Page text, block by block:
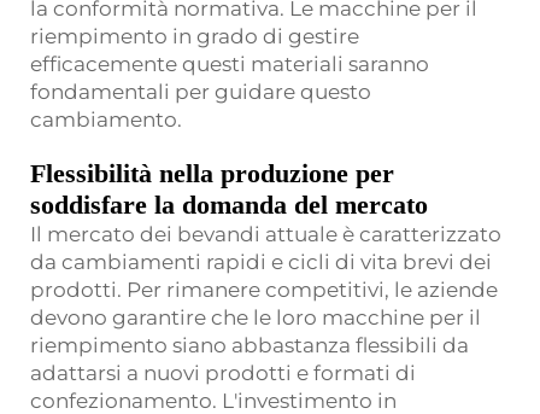
la conformità normativa. Le macchine per il
riempimento in grado di gestire
efficacemente questi materiali saranno
fondamentali per guidare questo
cambiamento.
Flessibilità nella produzione per
soddisfare la domanda del mercato
Il mercato dei bevandi attuale è caratterizzato
da cambiamenti rapidi e cicli di vita brevi dei
prodotti. Per rimanere competitivi, le aziende
devono garantire che le loro macchine per il
riempimento siano abbastanza flessibili da
adattarsi a nuovi prodotti e formati di
confezionamento. L'investimento in